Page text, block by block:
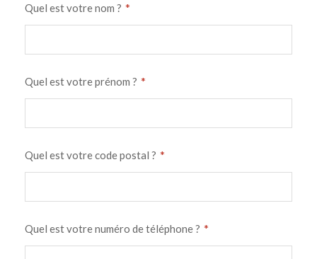
Quel est votre nom ? *
Quel est votre prénom ? *
Quel est votre code postal ? *
Quel est votre numéro de téléphone ? *